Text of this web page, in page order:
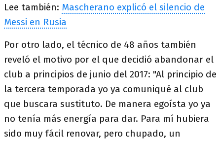
Lee también: Mascherano explicó el silencio de
Messi en Rusia
Por otro lado, el técnico de 48 años también
reveló el motivo por el que decidió abandonar el
club a principios de junio del 2017: "Al principio de
la tercera temporada yo ya comuniqué al club
que buscara sustituto. De manera egoísta yo ya
no tenía más energía para dar. Para mí hubiera
sido muy fácil renovar, pero chupado, un